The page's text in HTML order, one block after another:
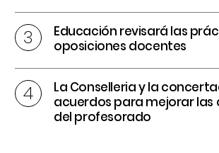
Educación revisará las
oposiciones docentes
La Conselleria y la
acuerdos para mejorar las
del profesorado